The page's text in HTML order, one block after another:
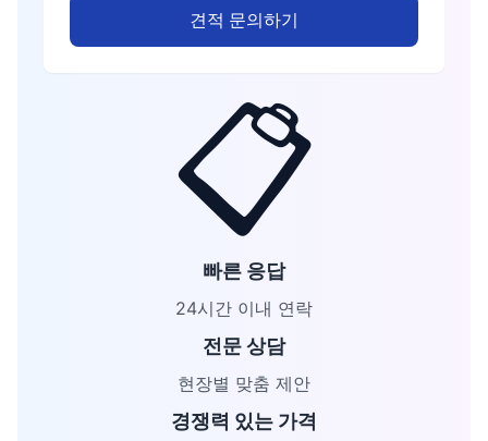
견적 문의하기
📋
빠른 응답
24시간 이내 연락
전문 상담
현장별 맞춤 제안
경쟁력 있는 가격